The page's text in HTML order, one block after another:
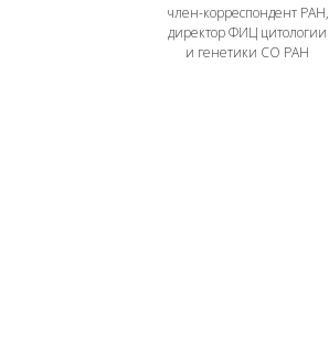
член-корреспондент РАН,
директор ФИЦ цитологии
и генетики СО РАН